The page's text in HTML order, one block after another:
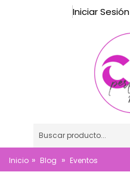
Iniciar Sesión
Inicio » Blog » Eventos